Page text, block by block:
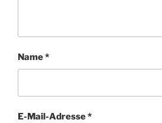
Name*
E-Mail-Adresse*